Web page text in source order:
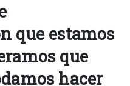
que estamos
que
hacer